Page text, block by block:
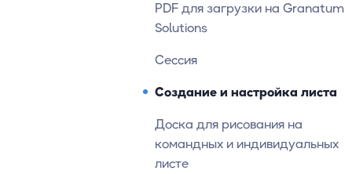
PDF для загрузки на Granatum
Solutions
Сессия
Создание и настройка листа
Доска для рисования на
командных и индивидуальных
листе